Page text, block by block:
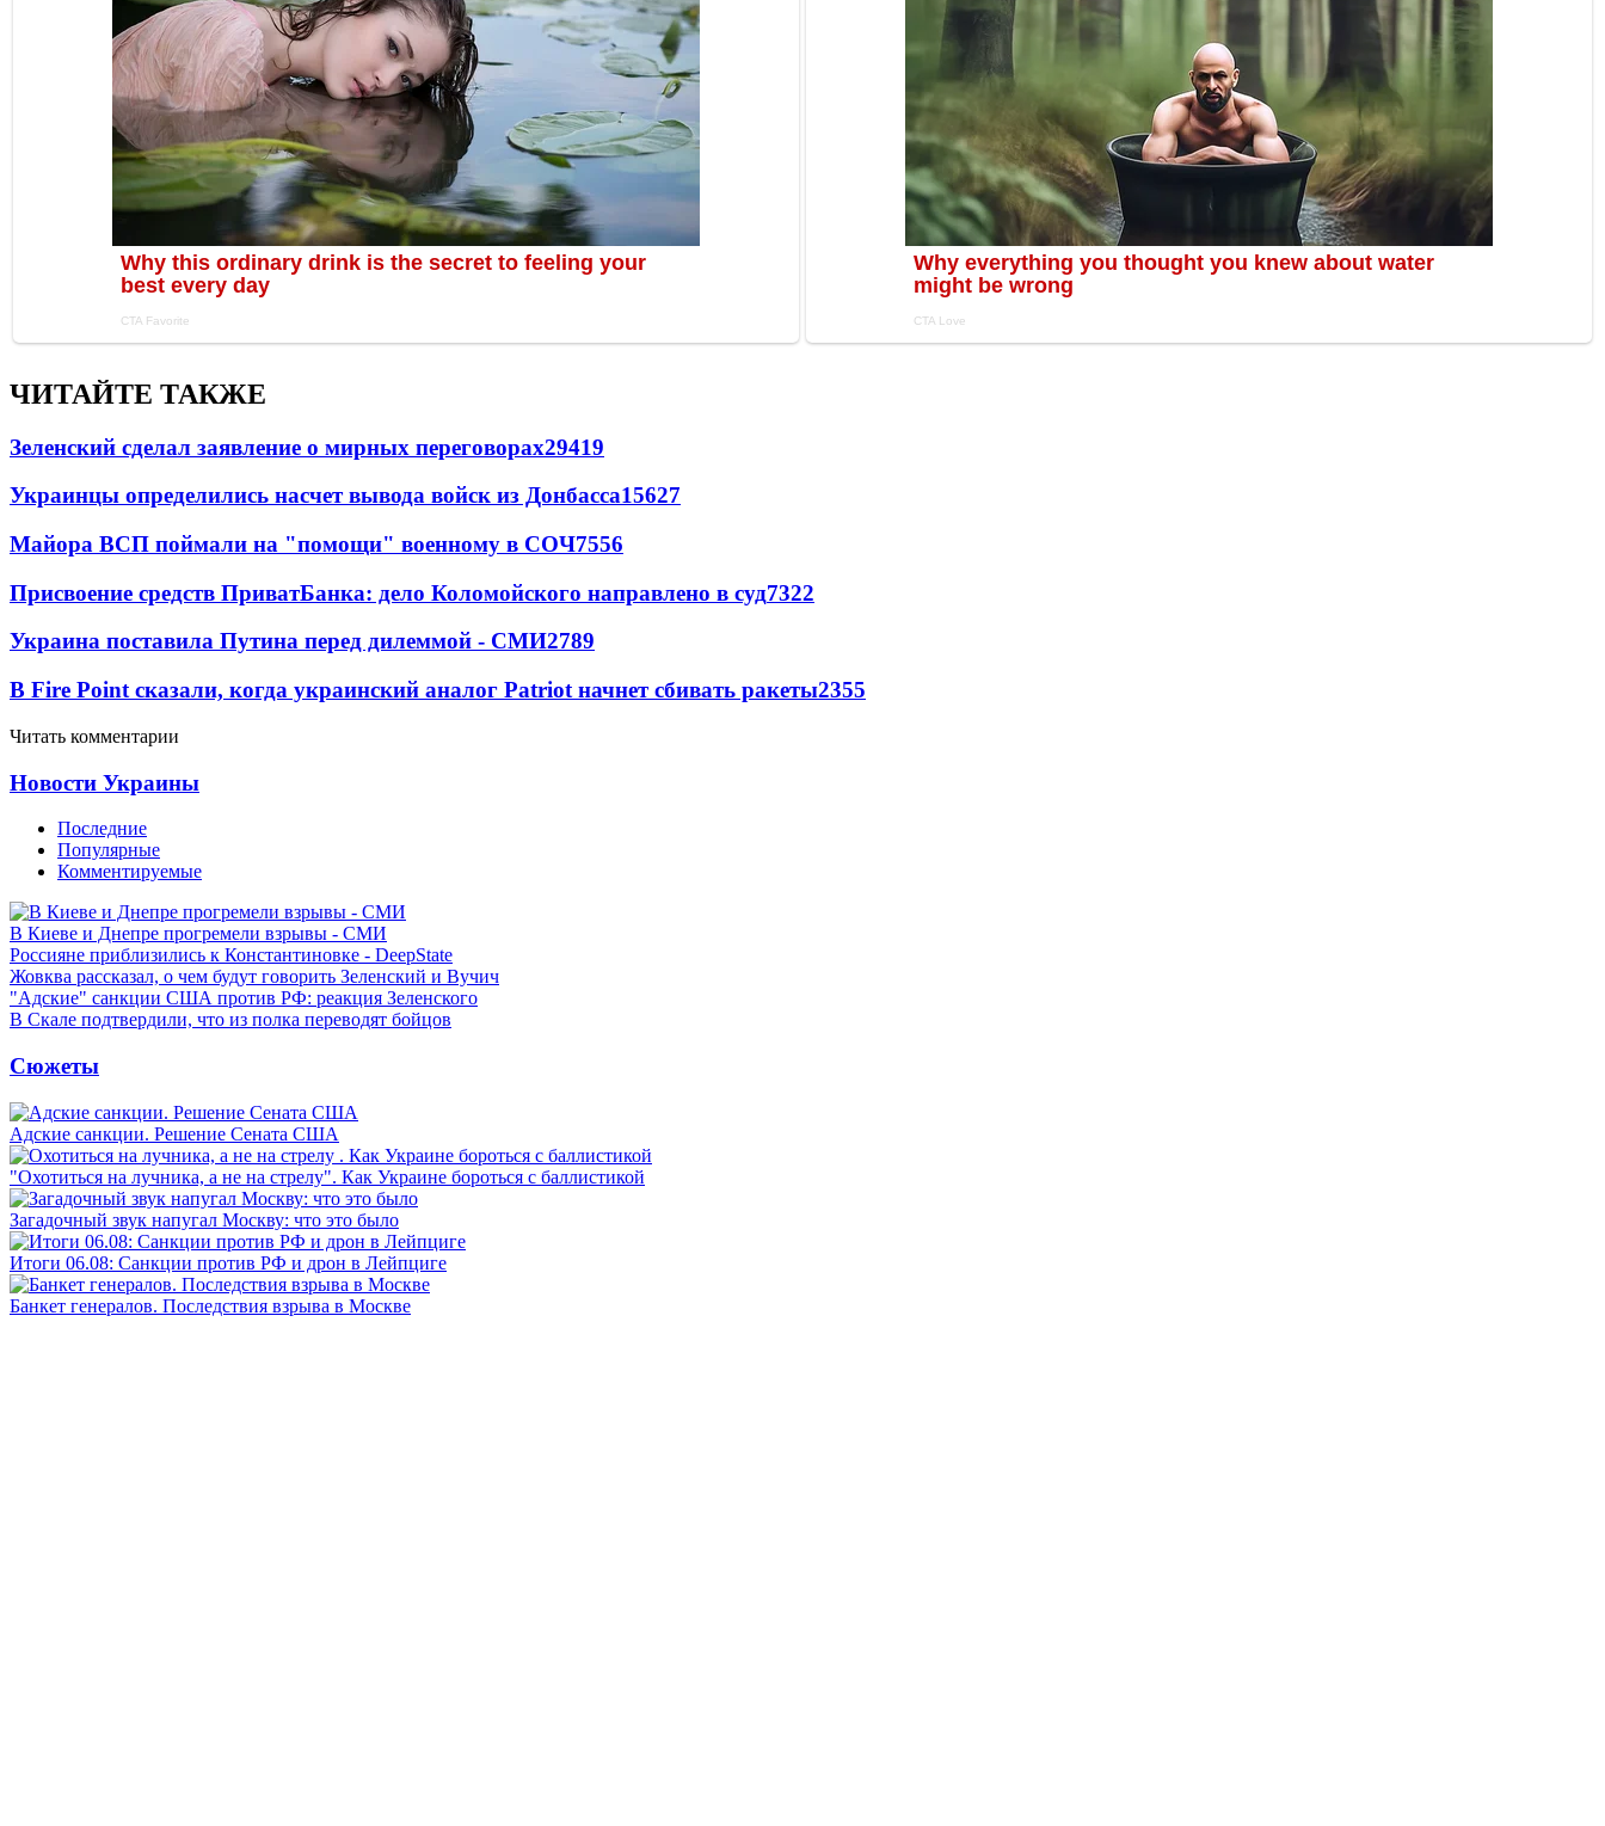
ЧИТАЙТЕ ТАКЖЕ
Зеленский сделал заявление о мирных переговорах29419
Украинцы определились насчет вывода войск из Донбасса15627
Майора ВСП поймали на "помощи" военному в СОЧ7556
Присвоение средств ПриватБанка: дело Коломойского направлено в суд7322
Украина поставила Путина перед дилеммой - СМИ2789
В Fire Point сказали, когда украинский аналог Patriot начнет сбивать ракеты2355
Читать комментарии
Новости Украины
Последние
Популярные
Комментируемые
В Киеве и Днепре прогремели взрывы - СМИ
Россияне приблизились к Константиновке - DeepState
Жовква рассказал, о чем будут говорить Зеленский и Вучич
"Адские" санкции США против РФ: реакция Зеленского
В Скале подтвердили, что из полка переводят бойцов
Сюжеты
Адские санкции. Решение Сената США
"Охотиться на лучника, а не на стрелу". Как Украине бороться с баллистикой
Загадочный звук напугал Москву: что это было
Итоги 06.08: Санкции против РФ и дрон в Лейпциге
Банкет генералов. Последствия взрыва в Москве